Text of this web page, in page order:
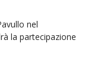
nel
la partecipazione